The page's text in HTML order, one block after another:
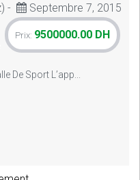
- Septembre 7, 2015
Prix: 9500000.00 DH
De Sport L’app...